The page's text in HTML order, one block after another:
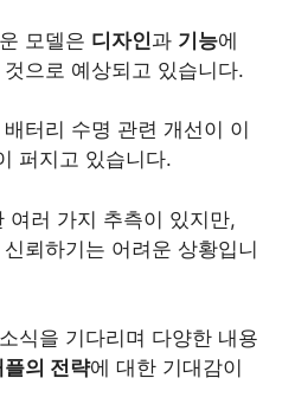
모델은 디자인과 기능에
으로 예상되고 있습니다.
터리 수명 관련 개선이 이
퍼지고 있습니다.
여러 가지 추측이 있지만,
뢰하기는 어려운 상황입니
식을 기다리며 다양한 내용
플의 전략에 대한 기대감이